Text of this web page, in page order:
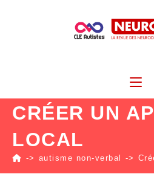
CRÉER UN
LOCAL
-> autisme non-verbal ->